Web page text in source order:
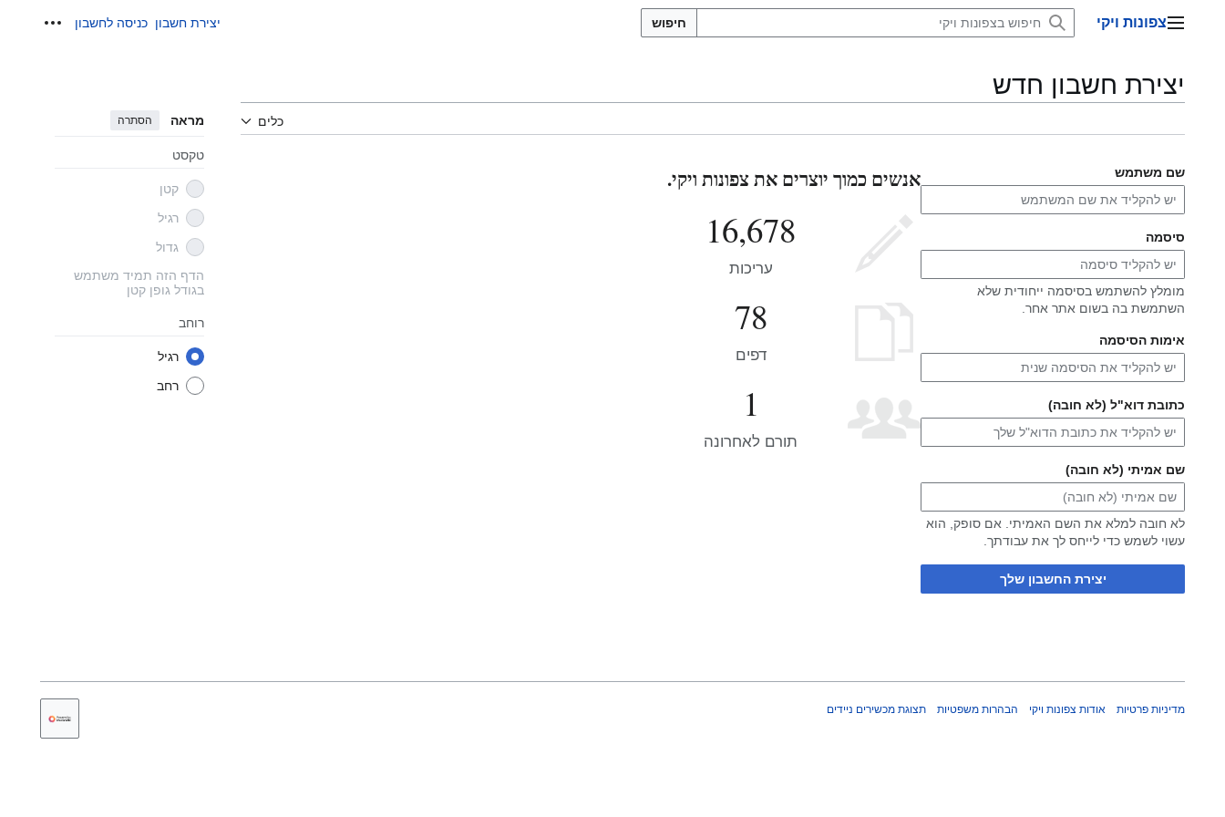
תפריט ראשיצפונות ויקי חיפוש יצירת חשבון כניסה לחשבוןכלים אישיים
יצירת חשבון חדש
כלים מראה הסתרה
טקסט
קטן
רגיל
גדול
הדף הזה תמיד משתמש
בגודל גופן קטן
רוחב
רגיל
רחב
שם משתמש
סיסמה
מומלץ להשתמש בסיסמה ייחודית שלא
השתמשת בה בשום אתר אחר.
אימות הסיסמה
כתובת דוא"ל (לא חובה)
שם אמיתי (לא חובה)
לא חובה למלא את השם האמיתי. אם סופק, הוא
עשוי לשמש כדי לייחס לך את עבודתך.
יצירת החשבון שלך
אנשים כמוך יוצרים את צפונות ויקי.
16,678
עריכות
78
דפים
1
תורם לאחרונה
מדיניות פרטיות אודות צפונות ויקי הבהרות משפטיות תצוגת מכשירים ניידים